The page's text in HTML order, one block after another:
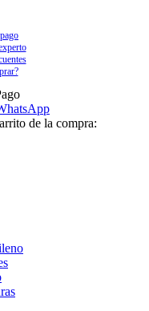
de la compra: